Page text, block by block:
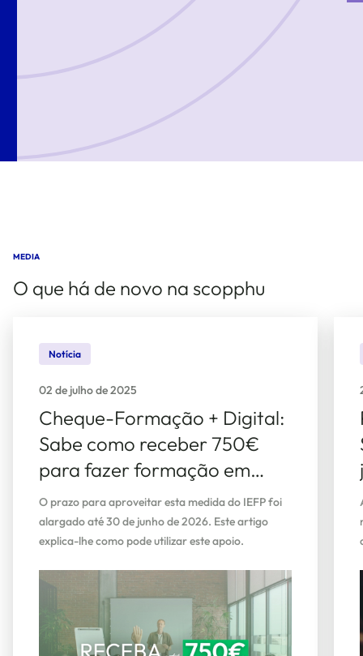
MEDIA
O que há de novo na scopphu
Notícia
02 de julho de 2025
Cheque-Formação + Digital:
Sabe como receber 750€
para fazer formação em
competências digitais?
O prazo para aproveitar esta medida do IEFP foi
alargado até 30 de junho de 2026. Este artigo
explica-lhe como pode utilizar este apoio.